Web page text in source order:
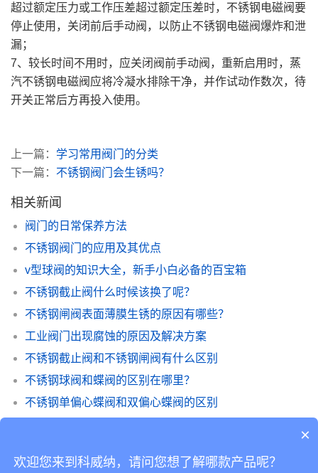
超过额定压力或工作压差超过额定压差时，不锈钢电磁阀要
停止使用，关闭前后手动阀，以防止不锈钢电磁阀爆炸和泄
漏；
7、较长时间不用时，应关闭阀前手动阀，重新启用时，蒸
汽不锈钢电磁阀应将冷凝水排除干净，并作试动作数次，待
开关正常后方再投入使用。
上一篇： 学习常用阀门的分类
下一篇： 不锈钢阀门会生锈吗？
相关新闻
阀门的日常保养方法
不锈钢阀门的应用及其优点
v型球阀的知识大全，新手小白必备的百宝箱
不锈钢截止阀什么时候该换了呢？
不锈钢闸阀表面薄膜生锈的原因有哪些？
工业阀门出现腐蚀的原因及解决方案
不锈钢截止阀和不锈钢闸阀有什么区别
不锈钢球阀和蝶阀的区别在哪里？
不锈钢单偏心蝶阀和双偏心蝶阀的区别
×
欢迎您来到科威纳，请问您想了解哪款产品呢？